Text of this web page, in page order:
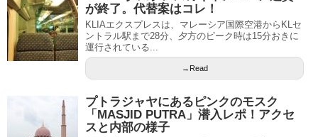
が終了。代替案はコレ！
KLIAエクスプレスは、マレーシア国際空港からKLセ
ントラル駅まで28分、夕方のピーク時は15分おきに
運行されている...
→Read
プトラジャヤにあるピンクのモスク
「MASJID PUTRA」潜入レポ！アクセ
スと内部の様子